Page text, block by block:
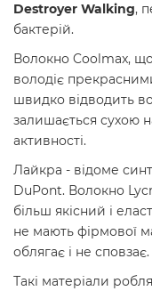
Destroyer Walking,
бактерій.
Волокно Coolmax,
володіє
швидко відводить
залишається сухою
активності.
Лайкра - відоме
DuPont. Волокно
більш якісний і
не мають фірмової
облягає і не сповзає.
Такі матеріали